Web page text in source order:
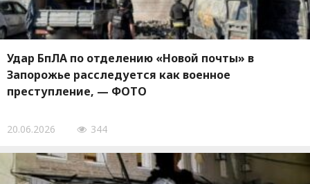
Удар БпЛА по отделению «Новой почты» в
Запорожье расследуется как военное
преступление, — ФОТО
20.06.2026 344